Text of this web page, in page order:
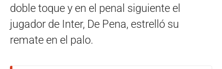
doble toque y en el penal siguiente el
jugador de Inter, De Pena, estrelló su
remate en el palo.